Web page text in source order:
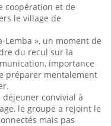
coopération et de
le village de
Lemba », un moment de
du recul sur la
importance
préparer mentalement
déjeuner convivial à
le groupe a rejoint le
mais pas